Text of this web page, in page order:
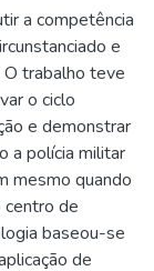
a competência
e
trabalho teve
o ciclo
e demonstrar
a polícia militar
mesmo quando
centro de
baseou-se
de